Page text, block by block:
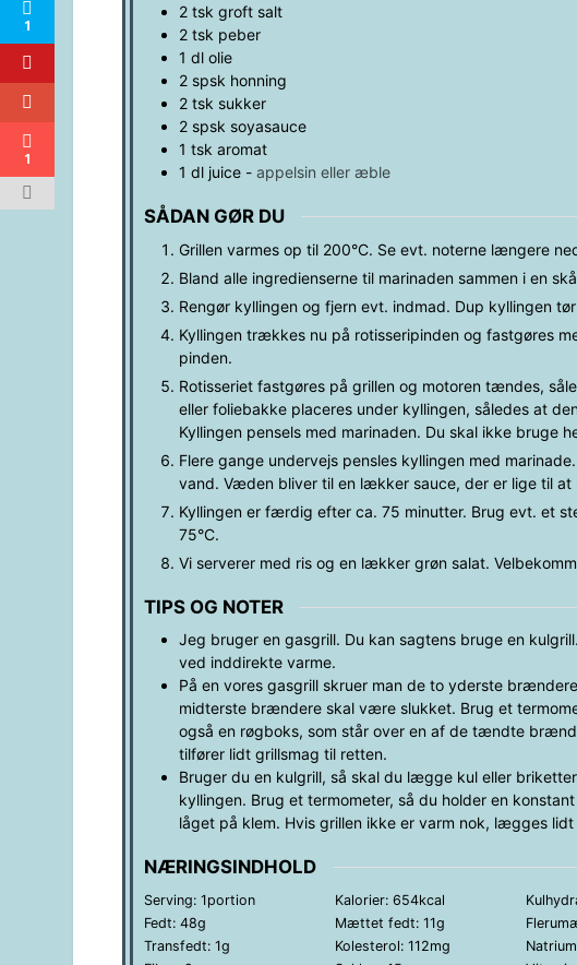
2 tsk groft salt
2 tsk peber
1 dl olie
2 spsk honning
2 tsk sukker
2 spsk soyasauce
1 tsk aromat
1 dl juice- appelsin eller æble
SÅDAN GØR DU
Grillen varmes op til 200°C. Se evt. noterne længere
Bland alle ingredienserne til marinaden sammen i en
Rengør kyllingen og fjern evt. indmad. Dup kyllingen
Kyllingen trækkes nu på rotisseripinden og fastgøres
pinden.
Rotisseriet fastgøres på grillen og motoren tændes,
eller foliebakke placeres under kyllingen, således at
Kyllingen pensels med marinaden. Du skal ikke bruge
Flere gange undervejs pensles kyllingen med
vand. Væden bliver til en lækker sauce, der er lige til at
Kyllingen er færdig efter ca. 75 minutter. Brug evt. et
75°C.
Vi serverer med ris og en lækker grøn salat.
TIPS OG NOTER
Jeg bruger en gasgrill. Du kan sagtens bruge en
ved inddirekte varme.
På en vores gasgrill skruer man de to yderste
midterste brændere skal være slukket. Brug et
også en røgboks, som står over en af de tændte
tilfører lidt grillsmag til retten.
Bruger du en kulgrill, så skal du lægge kul eller
kyllingen. Brug et termometer, så du holder en
låget på klem. Hvis grillen ikke er varm nok, lægges lidt
NÆRINGSINDHOLD
Serving: 1portion Kalorier: 654kcal
Fedt: 48g Mættet fedt: 11g
Transfedt: 1g Kolesterol: 112mg
1
1